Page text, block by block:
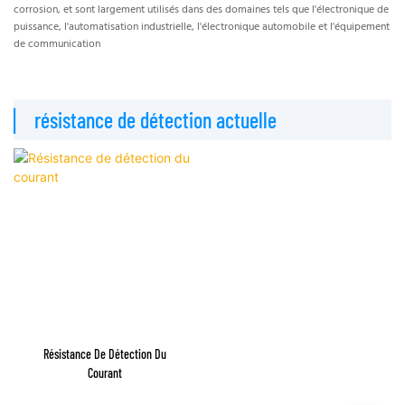
corrosion, et sont largement utilisés dans des domaines tels que l'électronique de
puissance, l'automatisation industrielle, l'électronique automobile et l'équipement
de communication
▏ résistance de détection actuelle
Résistance De Détection Du
Courant